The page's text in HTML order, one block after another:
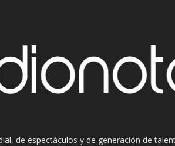
de espectáculos y de generación de